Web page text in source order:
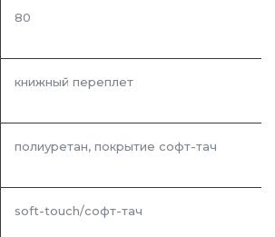
80
книжный переплет
полиуретан, покрытие софт-тач
soft-touch/софт-тач